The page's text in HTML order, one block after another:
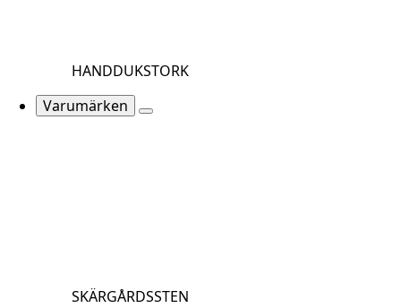
HANDDUKSTORK
Varumärken
SKÄRGÅRDSSTEN